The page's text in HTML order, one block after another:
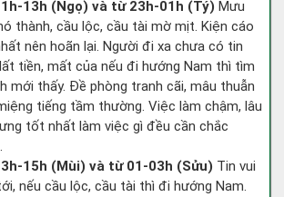
13h (Ngọ) và từ 23h-01h (Tý) Mưu
thành, cầu lộc, cầu tài mờ mịt. Kiện cáo
nên hoãn lại. Người đi xa chưa có tin
tiền, mất của nếu đi hướng Nam thì tìm
mới thấy. Đề phòng tranh cãi, mâu thuẫn
tiếng tầm thường. Việc làm chậm, lâu
tốt nhất làm việc gì đều cần chắc
15h (Mùi) và từ 01-03h (Sửu) Tin vui
nếu cầu lộc, cầu tài thì đi hướng Nam.